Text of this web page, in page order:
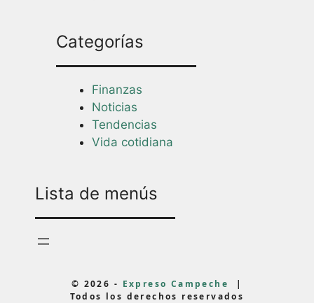
Categorías
Finanzas
Noticias
Tendencias
Vida cotidiana
Lista de menús
© 2026 - Expreso Campeche
|
Todos los derechos reservados